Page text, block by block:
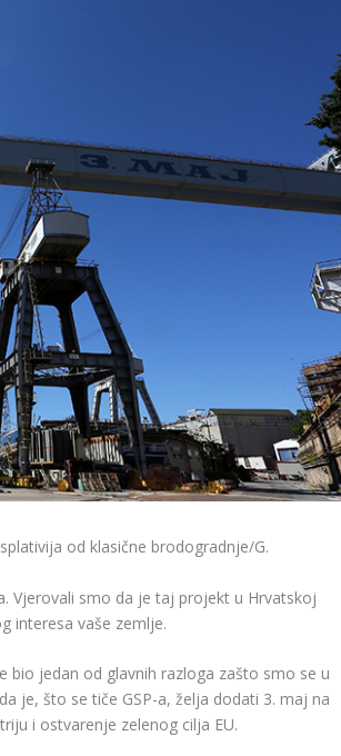
od klasične brodogradnje/G.
Vjerovali smo da je taj projekt u Hrvatskoj
interesa vaše zemlje.
jedan od glavnih razloga zašto smo se u
je, što se tiče GSP-a, želja dodati 3. maj na
i ostvarenje zelenog cilja EU.